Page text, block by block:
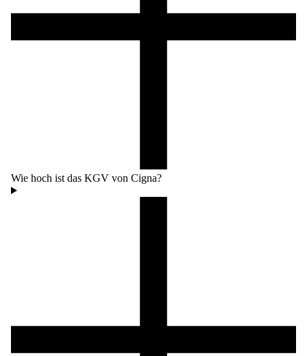
Wie hoch ist das KGV von Cigna?